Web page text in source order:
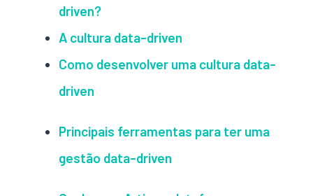
driven?
A cultura data-driven
Como desenvolver uma cultura data-
driven
Principais ferramentas para ter uma
gestão data-driven